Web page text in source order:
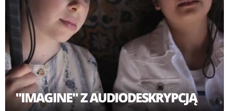
"IMAGINE" Z AUDIODESKRYPCJĄ